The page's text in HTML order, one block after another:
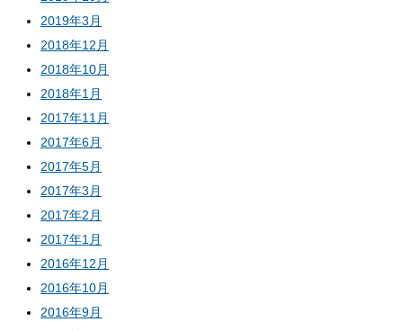
2019年3月
2018年12月
2018年10月
2018年1月
2017年11月
2017年6月
2017年5月
2017年3月
2017年2月
2017年1月
2016年12月
2016年10月
2016年9月